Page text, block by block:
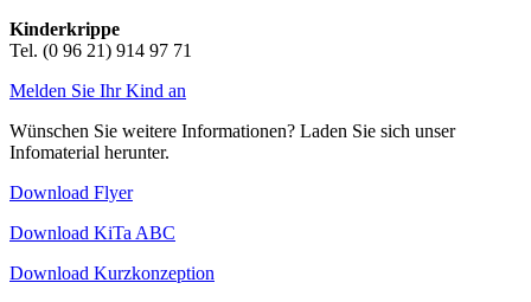
Kinderkrippe
Tel. (0 96 21) 914 97 71
Melden Sie Ihr Kind an
Wünschen Sie weitere Informationen? Laden Sie sich unser
Infomaterial herunter.
Download Flyer
Download KiTa ABC
Download Kurzkonzeption